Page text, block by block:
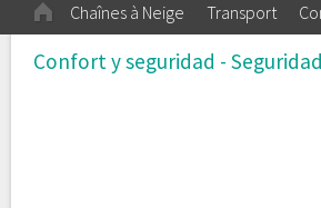
Chaînes à Neige Transport
Confort y seguridad -